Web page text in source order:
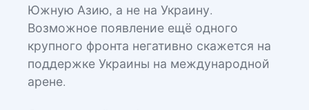
Южную Азию, а не на Украину.
Возможное появление ещё одного
крупного фронта негативно скажется на
поддержке Украины на международной
арене.